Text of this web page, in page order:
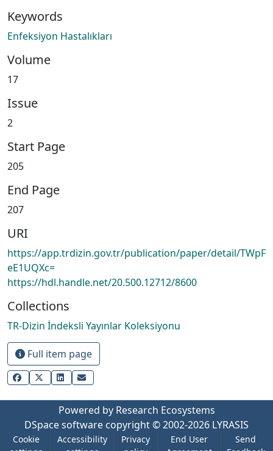
Keywords
Enfeksiyon Hastalıkları
Volume
17
Issue
2
Start Page
205
End Page
207
URI
https://app.trdizin.gov.tr/publication/paper/detail/TWpF
eE1UQXc=
https://hdl.handle.net/20.500.12712/8600
Collections
TR-Dizin İndeksli Yayınlar Koleksiyonu
Full item page
Powered by Research Ecosystems
DSpace software copyright © 2002-2026 LYRASIS
Cookie
Accessibility
Privacy
End User
Send